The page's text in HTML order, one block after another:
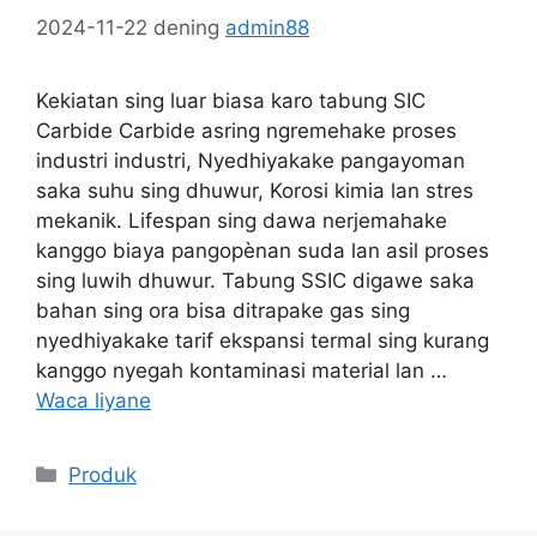
2024-11-22 dening admin88
Kekiatan sing luar biasa karo tabung SIC
Carbide Carbide asring ngremehake proses
industri industri, Nyedhiyakake pangayoman
saka suhu sing dhuwur, Korosi kimia lan stres
mekanik. Lifespan sing dawa nerjemahake
kanggo biaya pangopènan suda lan asil proses
sing luwih dhuwur. Tabung SSIC digawe saka
bahan sing ora bisa ditrapake gas sing
nyedhiyakake tarif ekspansi termal sing kurang
kanggo nyegah kontaminasi material lan …
Waca liyane
Kategori
Produk